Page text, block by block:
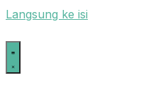
Langsung ke isi